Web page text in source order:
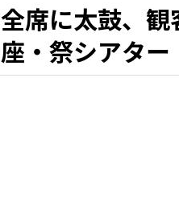
全席に太鼓、
座・祭シアタ